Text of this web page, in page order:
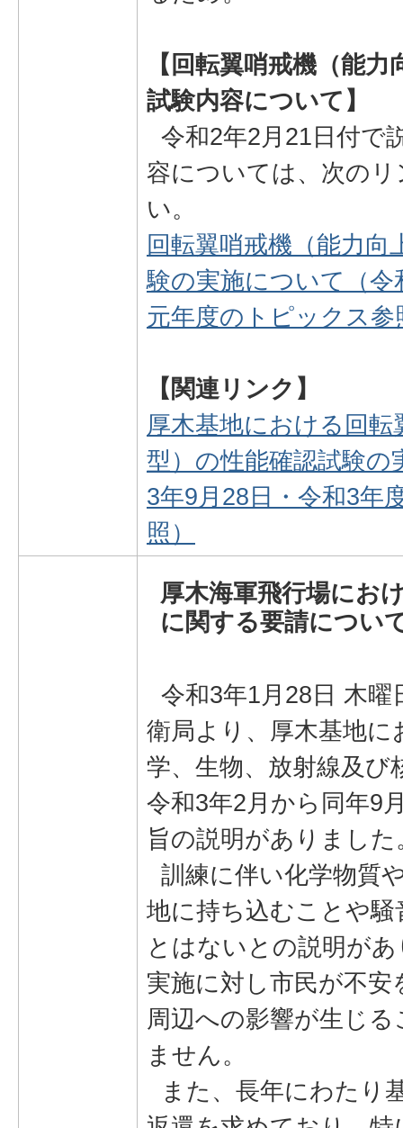
【回転翼哨戒機（能
試験内容について】
令和2年2月21日付で
容については、次の
い。
回転翼哨戒機（能力向
験の実施について（令
元年度のトピックス
【関連リンク】
厚木基地における回転
型）の性能確認試験の
3年9月28日・令和3年
照）
厚木海軍飛行場にお
に関する要請につい
令和3年1月28日 木曜
衛局より、厚木基地
学、生物、放射線及び
令和3年2月から同年9
旨の説明がありました
訓練に伴い化学物質
地に持ち込むことや
とはないとの説明が
実施に対し市民が不
周辺への影響が生じ
ません。
また、長年にわたり